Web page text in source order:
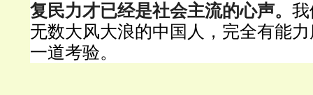
复民力才已经是社会主流的心声。
无数大风大浪的中国人，完全有能
一道考验。